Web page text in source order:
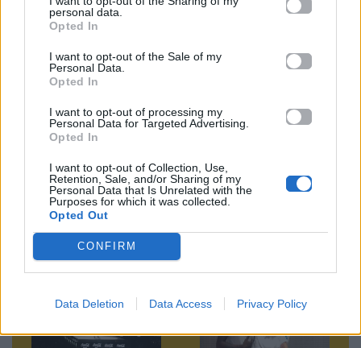
personal data.
Opted In
I want to opt-out of the Sale of my
Personal Data.
Opted In
I want to opt-out of processing my
Personal Data for Targeted Advertising.
Opted In
I want to opt-out of Collection, Use,
Retention, Sale, and/or Sharing of my
Personal Data that Is Unrelated with the
Purposes for which it was collected.
Opted Out
CONFIRM
Data Deletion Data Access Privacy Policy
Mad.gr στο MSN
Μοιράσου αυτό το άρθρο
Προηγούμενο